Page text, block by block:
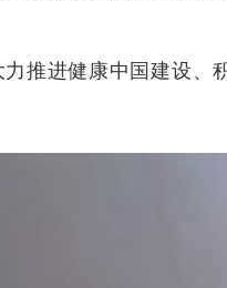
进健康中国建设、